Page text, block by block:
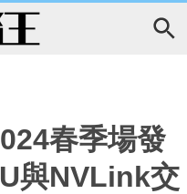
春季場發
與NVLink交